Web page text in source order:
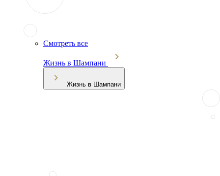
Смотреть все
Жизнь в Шампани
Жизнь в Шампани